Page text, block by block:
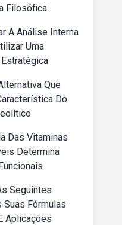
Filosófica.
A Análise Interna
Uma
Que
Do
Das Vitaminas
Determina
Seguintes
Suas Fórmulas
Aplicações